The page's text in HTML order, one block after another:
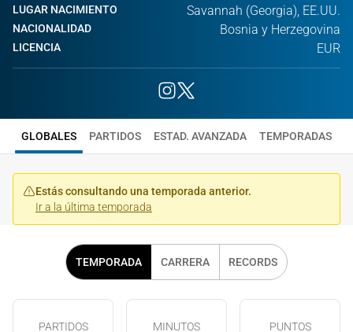
LUGAR NACIMIENTO Savannah (Georgia), EE.UU.
NACIONALIDAD Bosnia y Herzegovina
LICENCIA EUR
GLOBALES PARTIDOS ESTAD. AVANZADA TEMPORADAS
Estás consultando una temporada anterior.
Ir a la última temporada
TEMPORADA CARRERA RECORDS
PARTIDOS MINUTOS PUNTOS